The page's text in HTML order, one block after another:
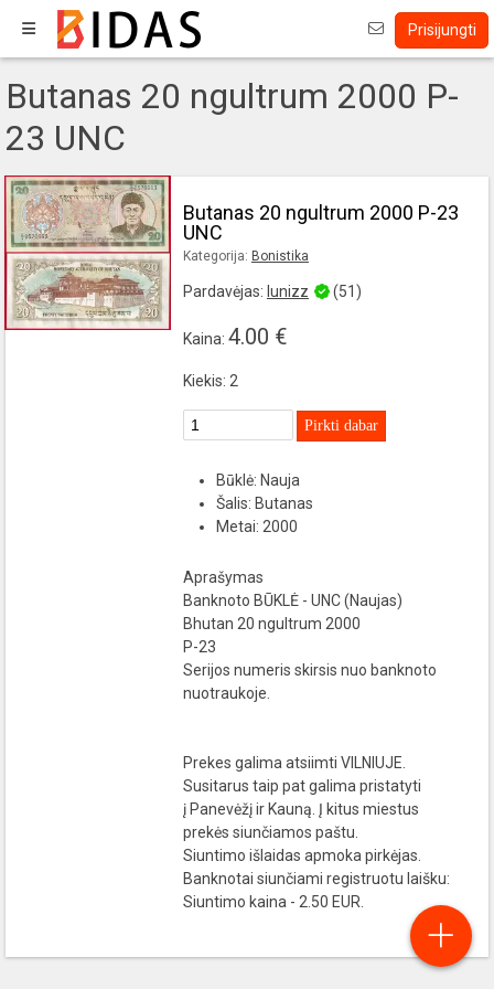
Prisijungti
Butanas 20 ngultrum 2000 P-
23 UNC
Butanas 20 ngultrum 2000 P-23
UNC
Kategorija: Bonistika
Pardavėjas: lunizz (51)
Kaina: 4.00 €
Kiekis: 2
Pirkti dabar
Būklė: Nauja
Šalis: Butanas
Metai: 2000
Aprašymas
Banknoto BŪKLĖ - UNC (Naujas)
Bhutan 20 ngultrum 2000
P-23
Serijos numeris skirsis nuo banknoto
nuotraukoje.
Prekes galima atsiimti VILNIUJE.
Susitarus taip pat galima pristatyti
į Panevėžį ir Kauną. Į kitus miestus
prekės siunčiamos paštu.
Siuntimo išlaidas apmoka pirkėjas.
Banknotai siunčiami registruotu laišku:
Siuntimo kaina - 2.50 EUR.